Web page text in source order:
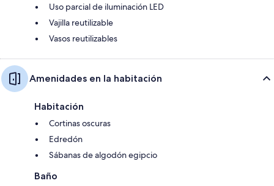
Uso parcial de iluminación LED
Vajilla reutilizable
Vasos reutilizables
Amenidades en la habitación
Habitación
Cortinas oscuras
Edredón
Sábanas de algodón egipcio
Baño